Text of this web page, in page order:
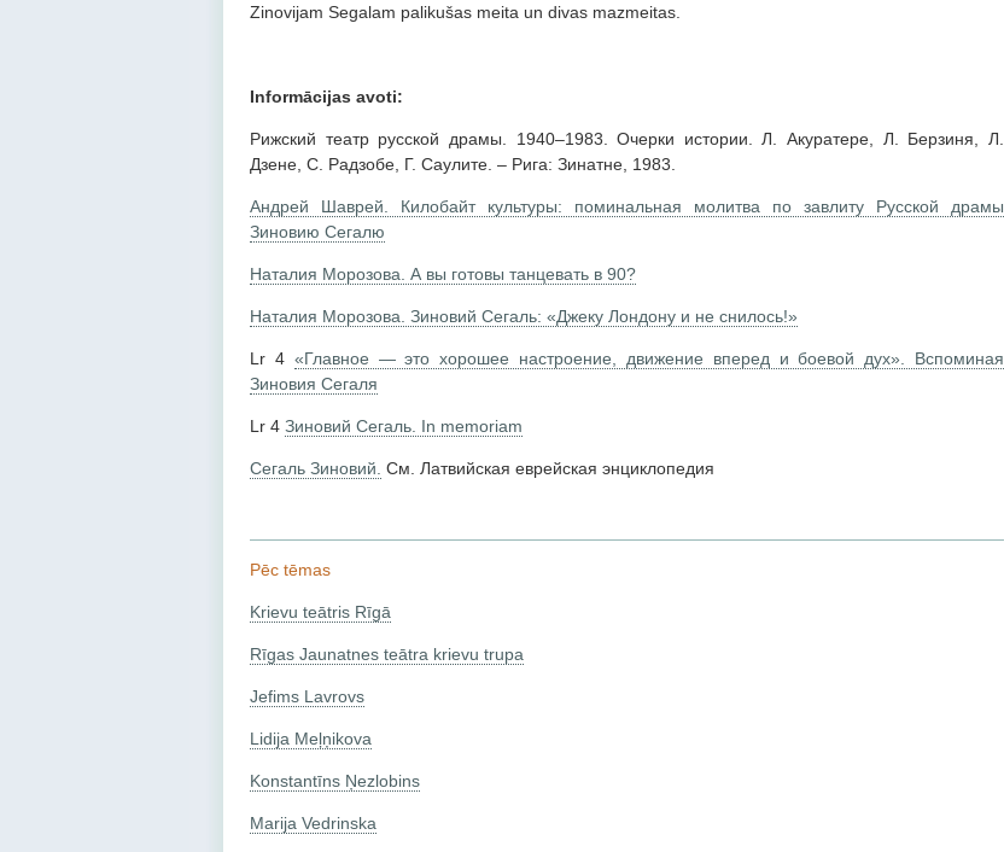
Zinovijam Segalam palikušas meita un divas mazmeitas.
Informācijas avoti:
Рижский театр русской драмы. 1940–1983. Очерки истории. Л. Акуратере, Л. Берзиня, Л.
Дзене, С. Радзобе, Г. Саулите. – Рига: Зинатне, 1983.
Андрей Шаврей. Килобайт культуры: поминальная молитва по завлиту Русской драмы
Зиновию Сегалю
Наталия Морозова. А вы готовы танцевать в 90?
Наталия Морозова. Зиновий Сегаль: «Джеку Лондону и не снилось!»
Lr 4 «Главное — это хорошее настроение, движение вперед и боевой дух». Вспоминая
Зиновия Сегаля
Lr 4 Зиновий Сегаль. In memoriam
Сегаль Зиновий. См. Латвийская еврейская энциклопедия
Pēc tēmas
Krievu teātris Rīgā
Rīgas Jaunatnes teātra krievu trupa
Jefims Lavrovs
Lidija Meļņikova
Konstantīns Ņezlobins
Marija Vedrinska